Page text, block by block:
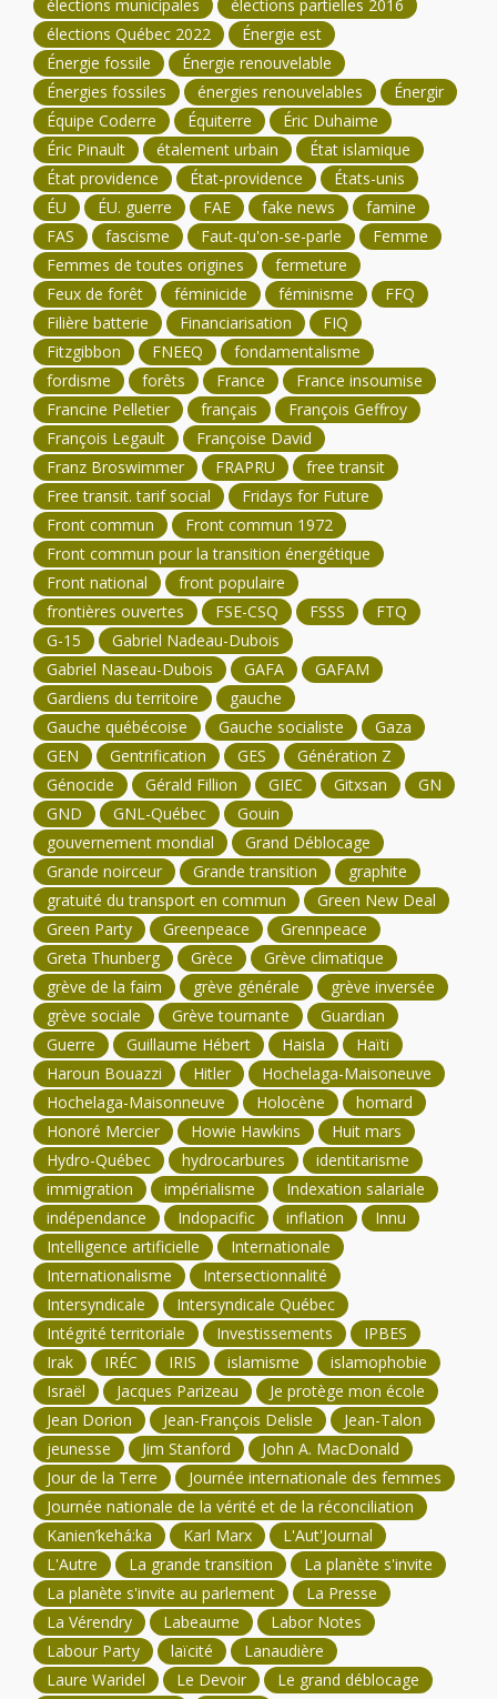
élections municipales
élections partielles 2016
élections Québec 2022
Énergie est
Énergie fossile
Énergie renouvelable
Énergies fossiles
énergies renouvelables
Énergir
Équipe Coderre
Équiterre
Éric Duhaime
Éric Pinault
étalement urbain
État islamique
État providence
État-providence
États-unis
ÉU
ÉU. guerre FAE fake news
famine
FAS
fascisme Faut-qu'on-se-parle
Femme
Femmes de toutes origines
fermeture
Feux de forêt
féminicide féminisme
FFQ
Filière batterie
Financiarisation
FIQ
Fitzgibbon
FNEEQ
fondamentalisme
fordisme
forêts France
France insoumise
Francine Pelletier
français
François Geffroy
François Legault
Françoise David
Franz Broswimmer
FRAPRU
free transit
Free transit. tarif social
Fridays for Future
Front commun
Front commun 1972
Front commun pour la transition énergétique
Front national
front populaire
frontières ouvertes
FSE-CSQ FSSS
FTQ
G-15
Gabriel Nadeau-Dubois
Gabriel Naseau-Dubois
GAFA
GAFAM
Gardiens du territoire
gauche
Gauche québécoise
Gauche socialiste
Gaza
GEN
Gentrification GES
Génération Z
Génocide
Gérald Fillion GIEC Gitxsan
GN
GND
GNL-Québec
Gouin
gouvernement mondial
Grand Déblocage
Grande noirceur
Grande transition
graphite
gratuité du transport en commun
Green New Deal
Green Party
Greenpeace
Grennpeace
Greta Thunberg
Grèce
Grève climatique
grève de la faim
grève générale
grève inversée
grève sociale
Grève tournante
Guardian
Guerre
Guillaume Hébert Haisla
Haïti
Haroun Bouazzi
Hitler
Hochelaga-Maisoneuve
Hochelaga-Maisonneuve
Holocène
homard
Honoré Mercier
Howie Hawkins
Huit mars
Hydro-Québec
hydrocarbures
identitarisme
immigration
impérialisme
Indexation salariale
indépendance
Indopacific inflation
Innu
Intelligence artificielle
Internationale
Internationalisme
Intersectionnalité
Intersyndicale
Intersyndicale Québec
Intégrité territoriale
Investissements
IPBES
Irak
IRÉC IRIS islamisme
islamophobie
Israël
Jacques Parizeau
Je protège mon école
Jean Dorion
Jean-François Delisle
Jean-Talon
jeunesse
Jim Stanford
John A. MacDonald
Jour de la Terre
Journée internationale des femmes
Journée nationale de la vérité et de la réconciliation
Kanien’kehá:ka
Karl Marx
L'Aut'Journal
L'Autre
La grande transition
La planète s'invite
La planète s'invite au parlement
La Presse
La Vérendry
Labeaume
Labor Notes
Labour Party
laïcité
Lanaudière
Laure Waridel
Le Devoir
Le grand déblocage